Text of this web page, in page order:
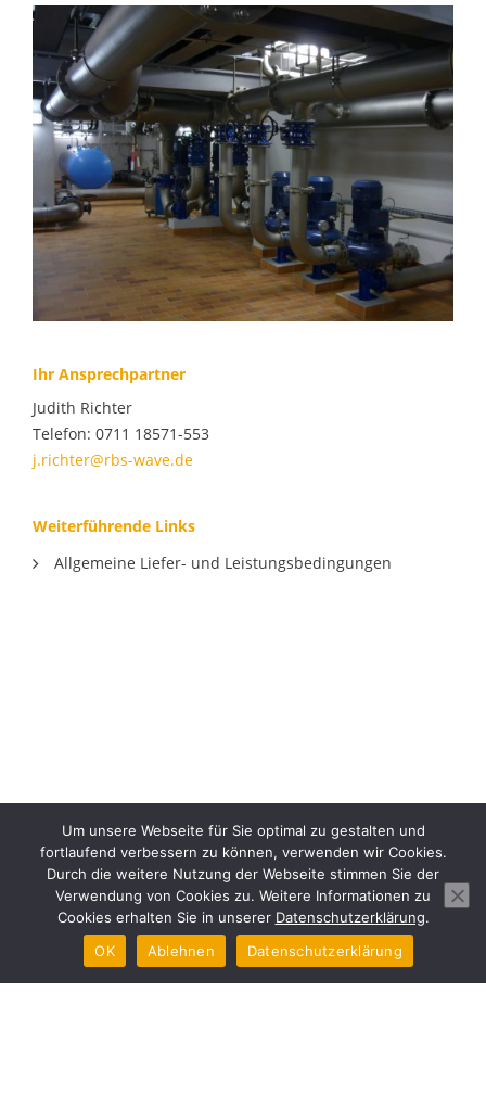
Ihr Ansprechpartner
Judith Richter
Telefon: 0711 18571-553
j.richter@rbs-wave.de
Weiterführende Links
Allgemeine Liefer- und Leistungsbedingungen
Um unsere Webseite für Sie optimal zu gestalten und
fortlaufend verbessern zu können, verwenden wir Cookies.
Durch die weitere Nutzung der Webseite stimmen Sie der
Verwendung von Cookies zu. Weitere Informationen zu
Cookies erhalten Sie in unserer Datenschutzerklärung.
OK
Ablehnen Datenschutzerklärung